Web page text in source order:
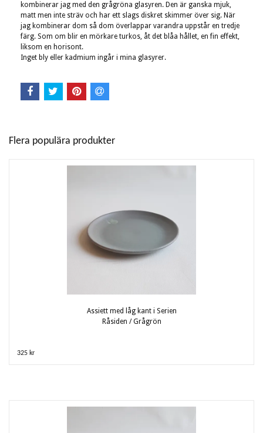
kombinerar jag med den grågröna glasyren. Den är ganska mjuk,
matt men inte sträv och har ett slags diskret skimmer över sig. När
jag kombinerar dom så dom överlappar varandra uppstår en tredje
färg. Som om blir en mörkare turkos, åt det blåa hållet, en fin effekt,
liksom en horisont.
Inget bly eller kadmium ingår i mina glasyrer.
Flera populära produkter
Assiett med låg kant i Serien
Råsiden / Grågrön
325 kr